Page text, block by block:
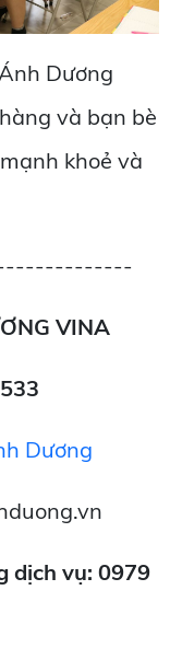
Dương
và bạn bè
khoẻ và
VINA
Dương
dịch vụ: 0979